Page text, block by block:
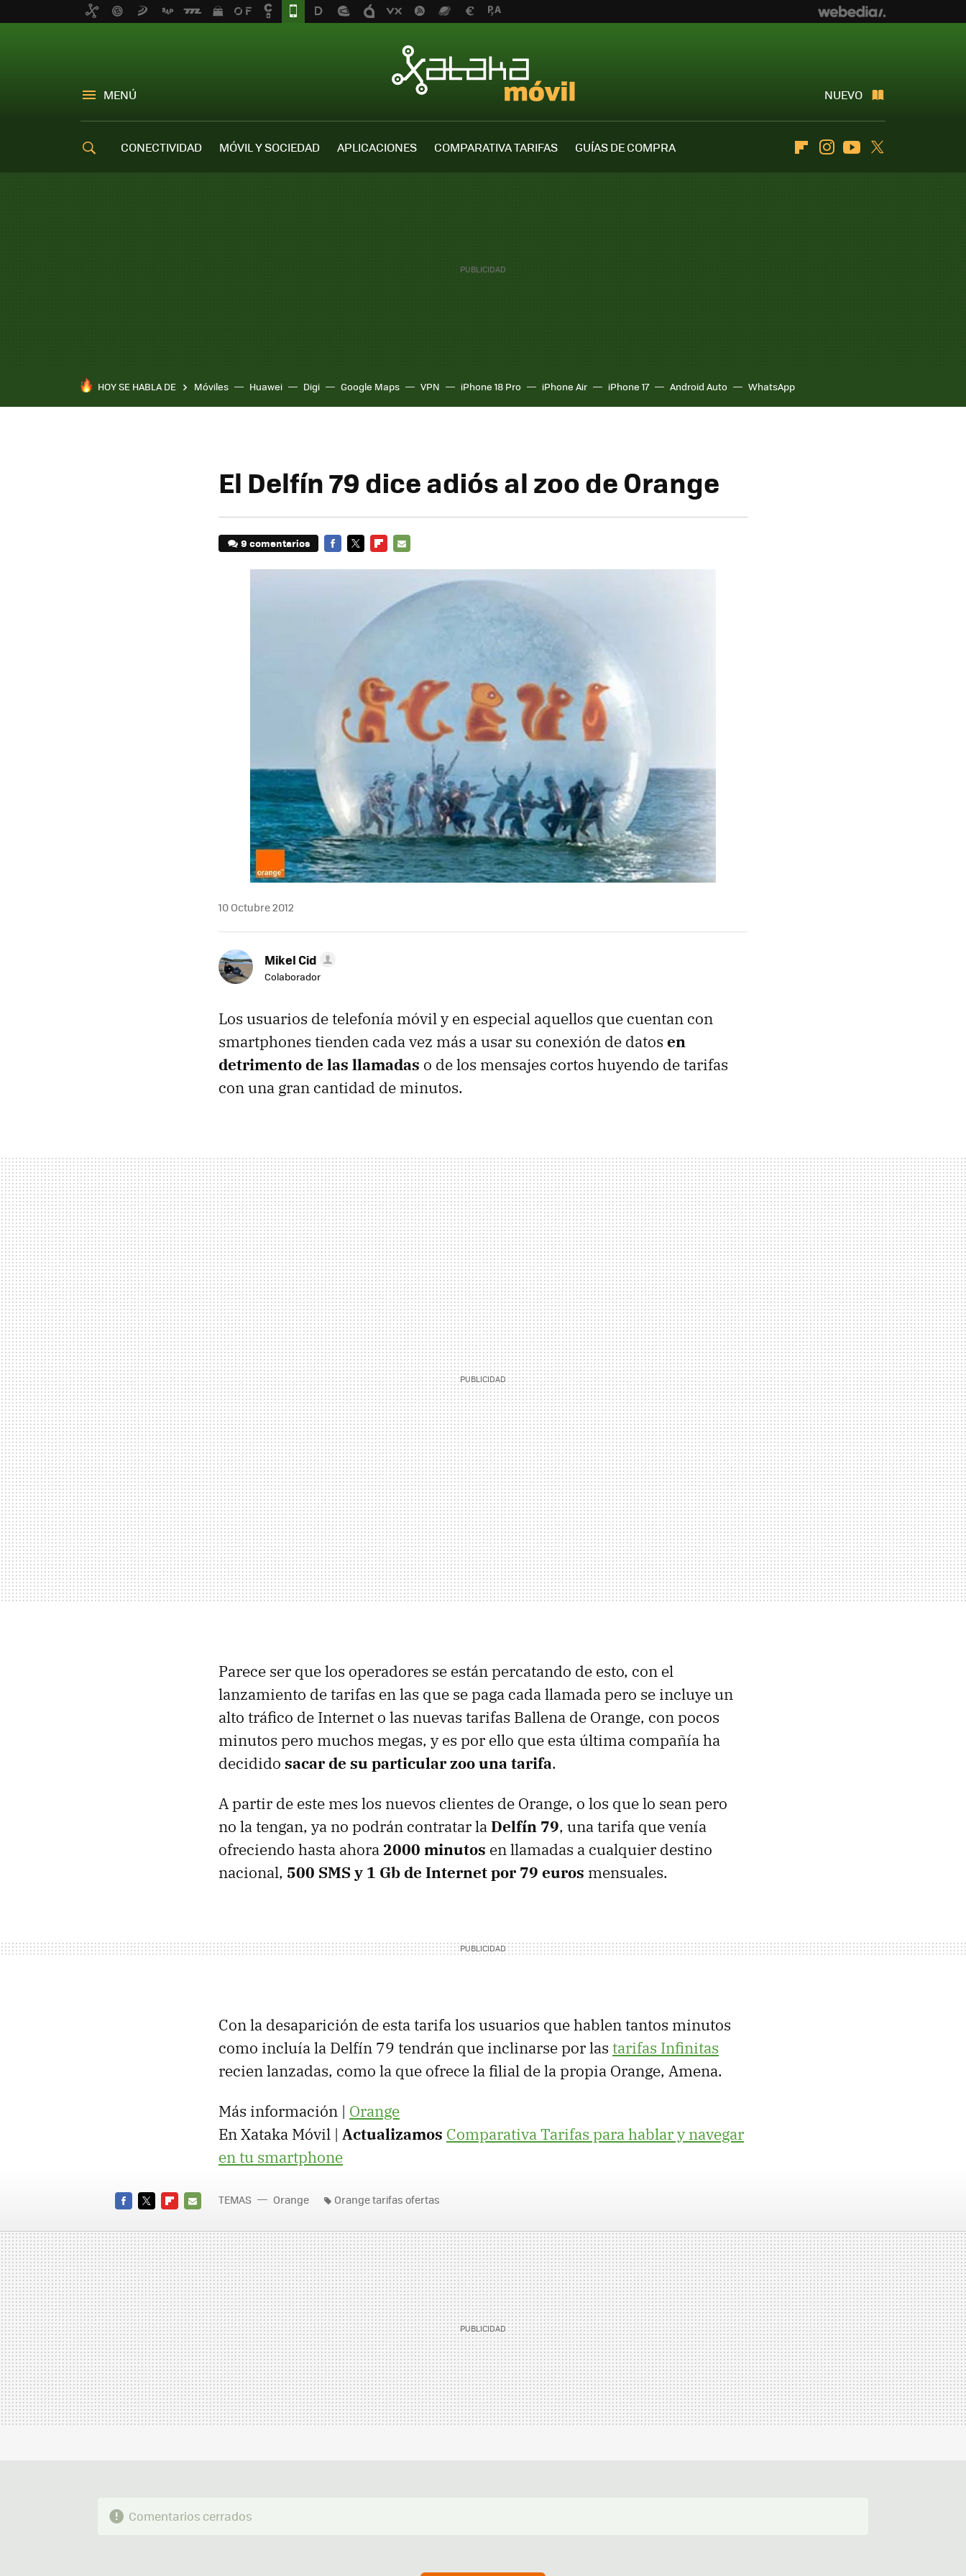
MENÚ NUEVO
CONECTIVIDAD MÓVIL Y SOCIEDAD APLICACIONES COMPARATIVA TARIFAS
GUÍAS DE COMPRA
FlipboardInstagramYoutube
HOY SE HABLA DE Móviles Huawei Digi Google Maps VPN iPhone 18 Pro iPhone Air iPhone 17 Android Auto WhatsApp
El Delfín 79 dice adiós al zoo de Orange
9 comentarios
10 Octubre 2012
Mikel Cid
Colaborador
Los usuarios de telefonía móvil y en especial aquellos que cuentan con
smartphones tienden cada vez más a usar su conexión de datos en
detrimento de las llamadas o de los mensajes cortos huyendo de tarifas
con una gran cantidad de minutos.
Parece ser que los operadores se están percatando de esto, con el
lanzamiento de tarifas en las que se paga cada llamada pero se incluye un
alto tráfico de Internet o las nuevas tarifas Ballena de Orange, con pocos
minutos pero muchos megas, y es por ello que esta última compañía ha
decidido sacar de su particular zoo una tarifa.
A partir de este mes los nuevos clientes de Orange, o los que lo sean pero
no la tengan, ya no podrán contratar laDelfín 79, una tarifa que venía
ofreciendo hasta ahora2000 minutos en llamadas a cualquier destino
nacional, 500 SMSy 1 Gb de Internet por 79 euros mensuales.
Con la desaparición de esta tarifa los usuarios que hablen tantos minutos
como incluía la Delfín 79 tendrán que inclinarse por las tarifas Infinitas
recien lanzadas, como la que ofrece la filial de la propia Orange, Amena.
Más información | Orange
En Xataka Móvil | Actualizamos Comparativa Tarifas para hablar y navegar
en tu smartphone
MAIL
TEMAS Orange Orange tarifas ofertas
Comentarios cerrados